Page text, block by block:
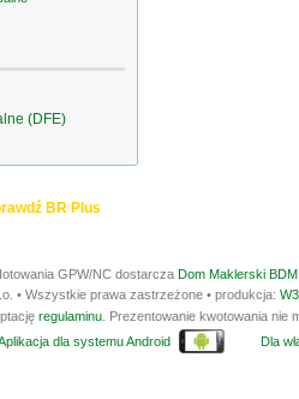
(DFE)
BR Plus
GPW/NC dostarcza Dom Maklerski
• Wszystkie prawa zastrzeżone • produkcja:
regulaminu . Prezentowanie kwotowania
dla systemu Android Dla